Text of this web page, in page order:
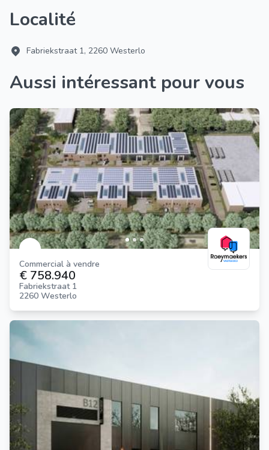
Localité
Fabriekstraat 1, 2260 Westerlo
Aussi intéressant pour vous
Commercial à vendre
€ 758.940
Fabriekstraat 1
2260 Westerlo